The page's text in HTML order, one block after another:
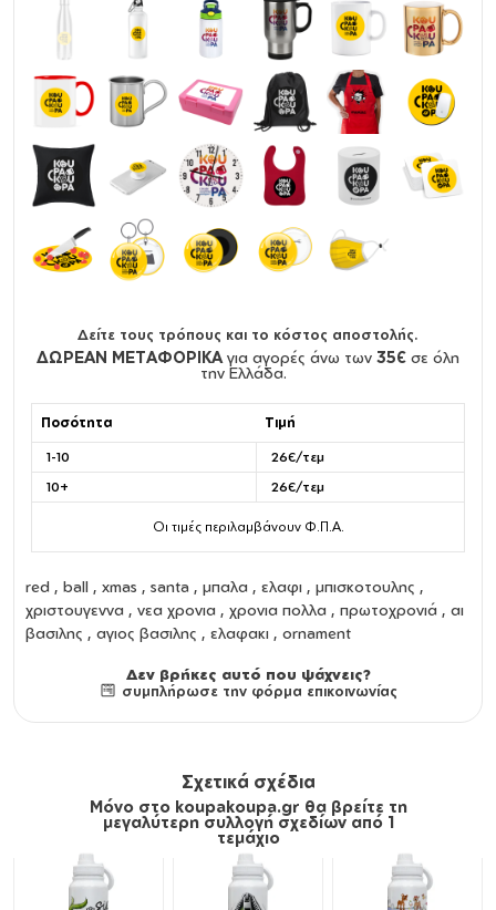
Δείτε τους τρόπους και το κόστος αποστολής.
ΔΩΡΕΑΝ ΜΕΤΑΦΟΡΙΚΑ για αγορές άνω των 35€ σε όλη
την Ελλάδα.
Ποσότητα Τιμή
1-10
26€/τεμ
10+
26€/τεμ
Οι τιμές περιλαμβάνουν Φ.Π.Α.
red , ball , xmas , santa , μπαλα , ελαφι , μπισκοτουλης ,
χριστουγεννα , νεα χρονια , χρονια πολλα , πρωτοχρονιά , αι
βασιλης , αγιος βασιλης , ελαφακι , ornament
Δεν βρήκες αυτό που ψάχνεις?
συμπλήρωσε την φόρμα επικοινωνίας
Σχετικά σχέδια
Μόνο στο koupakoupa.gr θα βρείτε τη
μεγαλύτερη συλλογή σχεδίων από 1
τεμάχιο